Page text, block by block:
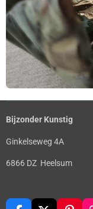
Bijzonder Kunstig
Ginkelseweg 4A
6866 DZ Heelsum